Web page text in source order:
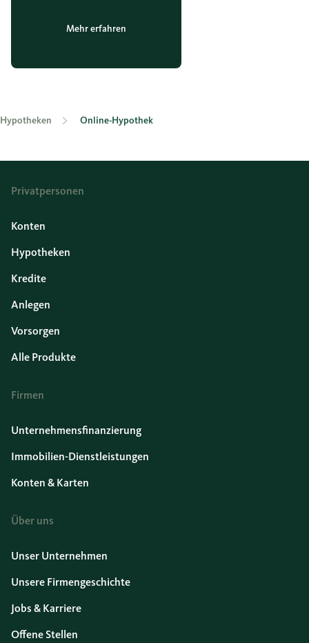
Mehr erfahren
Hypotheken Online-Hypothek
Privatpersonen
Konten
Hypotheken
Kredite
Anlegen
Vorsorgen
Alle Produkte
Firmen
Unternehmensfinanzierung
Immobilien-Dienstleistungen
Konten & Karten
Über uns
Unser Unternehmen
Unsere Firmengeschichte
Jobs & Karriere
Offene Stellen